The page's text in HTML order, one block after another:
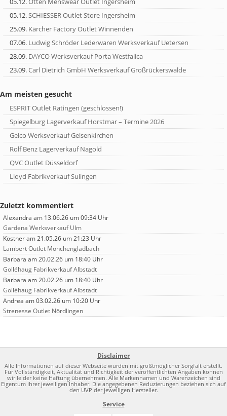
05.12.SCHIESSER Outlet Store Ingersheim
25.09. Kärcher Factory Outlet Winnenden
07.06. Ludwig Schröder Lederwaren Werksverkauf Uetersen
28.09. DAYCO Werksverkauf Porta Westfalica
23.09.Carl Dietrich GmbH Werksverkauf Großrückerswalde
Am meisten gesucht
ESPRIT Outlet Ratingen (geschlossen!)
Spiegelburg Lagerverkauf Horstmar – Termine 2026
Gelco Werksverkauf Gelsenkirchen
Rolf Benz Lagerverkauf Nagold
QVC Outlet Düsseldorf
Lloyd Fabrikverkauf Sulingen
Zuletzt kommentiert
Alexandra am 13.06.26 um 09:34 Uhr
Gardena Werksverkauf Ulm
Köstneram 21.05.26 um 21:23 Uhr
Lambert Outlet Mönchengladbach
Barbara am 20.02.26 um 18:40 Uhr
Golléhaug Fabrikverkauf Albstadt
Barbara am 20.02.26 um 18:40 Uhr
Golléhaug Fabrikverkauf Albstadt
Andrea am 03.02.26 um 10:20 Uhr
Strenesse Outlet Nördlingen
Disclaimer
Alle Informationen auf dieser Webseite wurden mit größtmöglicher Sorgfalt erstellt.
Für Vollständigkeit, Aktualität und Richtigkeit der veröffentlichten Angaben können
wir leider keine Haftung übernehmen. Alle Markennamen und Warenzeichen sind
Eigentum ihrer jeweiligen Inhaber. Die angegebenen Reduzierungen beziehen sich auf
den UVP der jeweiligen Hersteller.
Service